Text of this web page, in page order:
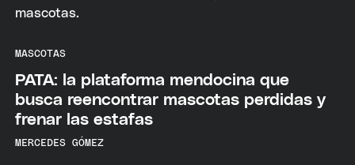
MASCOTAS
PATA: la plataforma mendocina que
busca reencontrar mascotas perdidas y
frenar las estafas
MERCEDES GÓMEZ